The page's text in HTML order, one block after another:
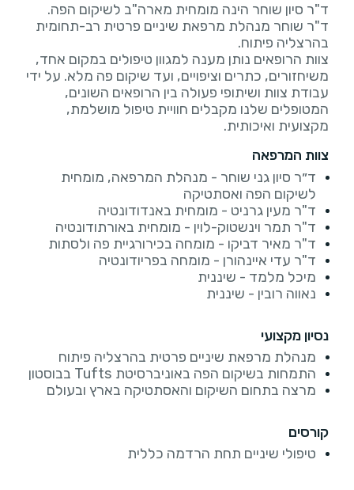
ד"ר שוחר מנהלת מרפאת שיניים פרטית רב-תחומית
צוות הרופאים נותן מענה למגוון טיפולים במקום אחד,
משיחזורים, כתרים וציפויים, ועד שיקום פה מלא. על ידי
עבודת צוות ושיתופי פעולה בין הרופאים השונים,
המטופלים שלנו מקבלים חוויית טיפול מושלמת,
מקצועית ואיכותית.
צוות המרפאה
ד״ר סיון גני שוחר - מנהלת המרפאה, מומחית
לשיקום הפה ואסתטיקה
ד"ר מעין גרניט - מומחית באנדודונטיה
ד"ר תמר וינשטוק-לוין - מומחית באורתודונטיה
ד"ר מאיר דביקו - מומחה בכירורגיית פה ולסתות
ד"ר עדי איינהורן - מומחה בפריודונטיה
מיכל מלמד - שיננית
נאווה רובין - שיננית
נסיון מקצועי
מנהלת מרפאת שיניים פרטית בהרצליה פיתוח
התמחות בשיקום הפה באוניברסיטת Tufts בבוסטון
מרצה בתחום השיקום והאסתטיקה בארץ ובעולם
קורסים
טיפולי שיניים תחת הרדמה כללית